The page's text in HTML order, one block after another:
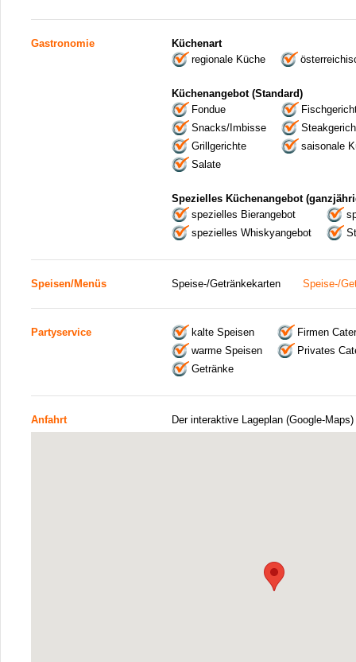
Gastronomie
Küchenart
regionale Küche
Küchenangebot (Standard)
Fondue
Snacks/Imbisse
Grillgerichte
saisonale
Salate
Spezielles Küchenangebot
spezielles Bierangebot
spezielles Whiskyangebot
Speisen/Menüs Speise-/Getränkekarten Speise-/
Partyservice kalte Speisen
Firmen
warme Speisen
Privates
Getränke
Anfahrt Der interaktive Lageplan (Google-